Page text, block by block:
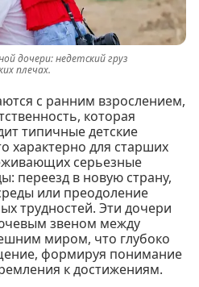
дочери: недетский груз
плечах.
с ранним взрослением,
которая
типичные детские
характерно для старших
серьезные
переезд в новую страну,
или преодоление
трудностей. Эти дочери
звеном между
миром, что глубоко
формируя понимание
к достижениям.